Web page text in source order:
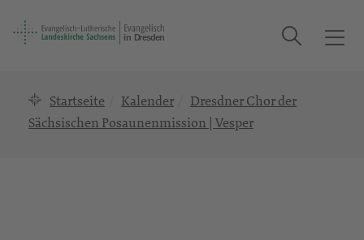
T
Suche
Startseite Kalender
Dresdner Chor der
Sächsischen Posaunenmission | Vesper